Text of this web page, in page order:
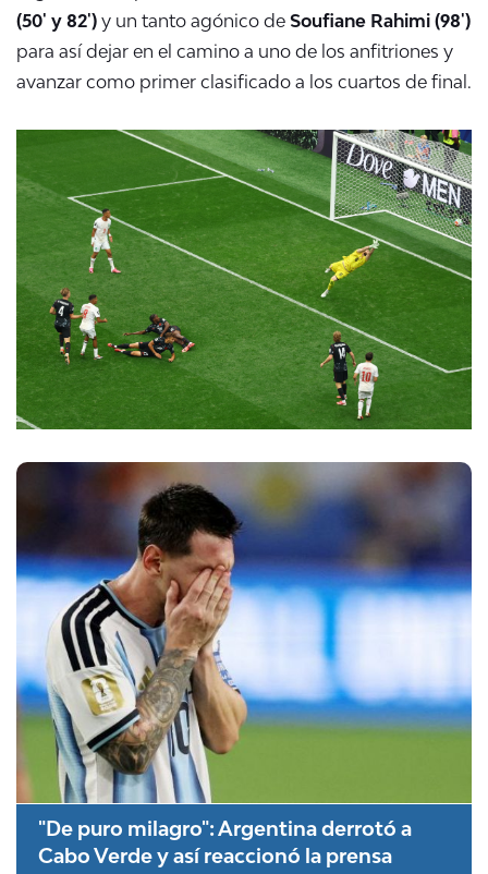
(50' y 82') y un tanto agónico de Soufiane Rahimi (98')
para así dejar en el camino a uno de los anfitriones y
avanzar como primer clasificado a los cuartos de final.
"De puro milagro": Argentina derrotó a
Cabo Verde y así reaccionó la prensa